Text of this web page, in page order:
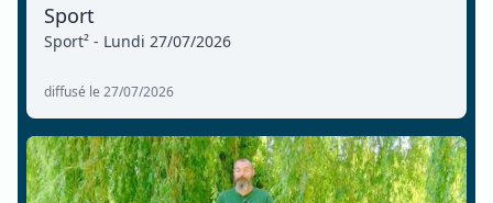
Sport
Sport² - Lundi 27/07/2026
diffusé le 27/07/2026